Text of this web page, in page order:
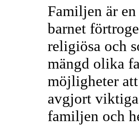
Familjen är
barnet
religiösa och
mängd olika
möjligheter
avgjort
familjen och